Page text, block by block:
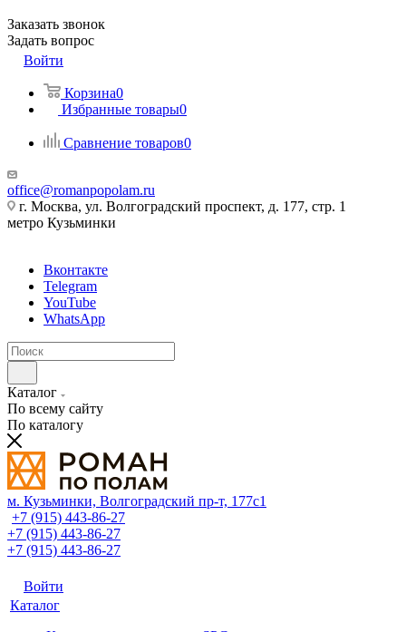
Заказать звонок
Задать вопрос
Войти
Корзина0
Избранные товары0
Сравнение товаров0
office@romanpopolam.ru
г. Москва, ул. Волгоградский проспект, д. 177, стр. 1
метро Кузьминки
Вконтакте
Telegram
YouTube
WhatsApp
Каталог
По всему сайту
По каталогу
м. Кузьминки, Волгоградский пр‑т, 177с1
+7 (915) 443-86-27
+7 (915) 443-86-27
+7 (915) 443-86-27
Войти
Каталог